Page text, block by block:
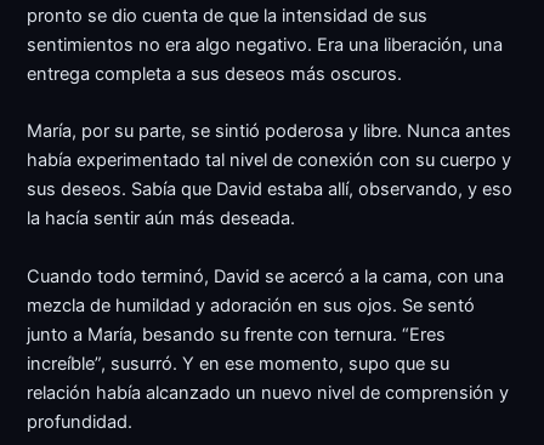
pronto se dio cuenta de que la intensidad de sus
sentimientos no era algo negativo. Era una liberación, una
entrega completa a sus deseos más oscuros.
María, por su parte, se sintió poderosa y libre. Nunca antes
había experimentado tal nivel de conexión con su cuerpo y
sus deseos. Sabía que David estaba allí, observando, y eso
la hacía sentir aún más deseada.
Cuando todo terminó, David se acercó a la cama, con una
mezcla de humildad y adoración en sus ojos. Se sentó
junto a María, besando su frente con ternura. “Eres
increíble”, susurró. Y en ese momento, supo que su
relación había alcanzado un nuevo nivel de comprensión y
profundidad.